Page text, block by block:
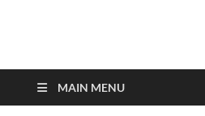
MAIN MENU